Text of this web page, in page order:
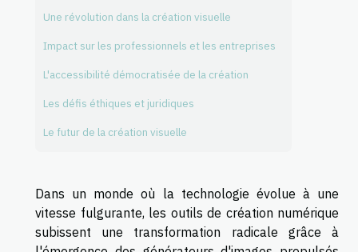
Une révolution dans la création visuelle
Impact sur les professionnels et les entreprises
L'accessibilité démocratisée de la création
Les défis éthiques et juridiques
Le futur de la création visuelle
Dans un monde où la technologie évolue à une
vitesse fulgurante, les outils de création numérique
subissent une transformation radicale grâce à